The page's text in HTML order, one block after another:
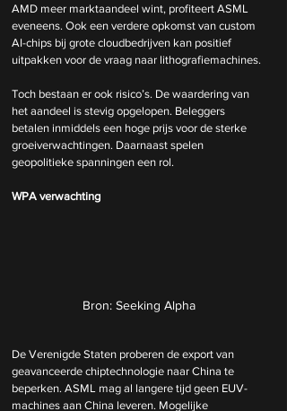
AMD meer marktaandeel wint, profiteert ASML
eveneens. Ook een verdere opkomst van custom
AI-chips bij grote cloudbedrijven kan positief
uitpakken voor de vraag naar lithografiemachines.
Toch bestaan er ook risico’s. De waardering van
het aandeel is stevig opgelopen. Beleggers
betalen inmiddels een hoge prijs voor de sterke
groeiverwachtingen. Daarnaast spelen
geopolitieke spanningen een rol.
WPA verwachting
Bron: Seeking Alpha
De Verenigde Staten proberen de export van
geavanceerde chiptechnologie naar China te
beperken. ASML mag al langere tijd geen EUV-
machines aan China leveren. Mogelijke